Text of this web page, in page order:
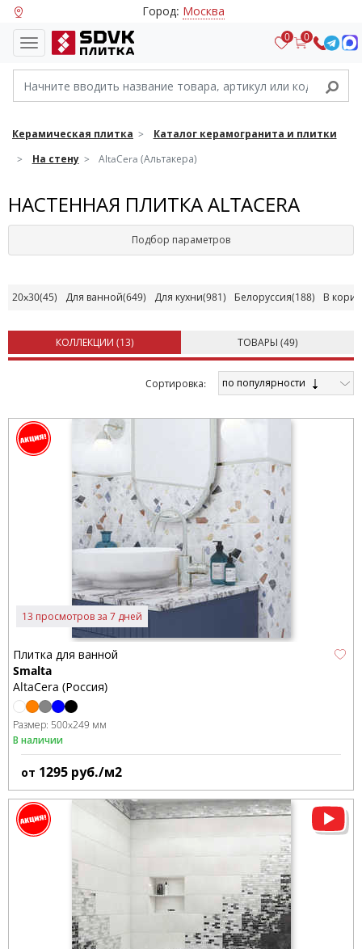
Город: Москва
0 0
Керамическая плитка
Каталог керамогранита и плитки
На стену
AltaCera (Альтакера)
НАСТЕННАЯ ПЛИТКА ALTACERA
Подбор параметров
20x30(45) Для ванной(649) Для кухни(981) Белоруссия(188) В
КОЛЛЕКЦИИ (13) ТОВАРЫ (49)
Cортировка: по популярности
13 просмотров за 7 дней
Плитка для ванной
Smalta
AltaCera (Россия)
Размер: 500x249 мм
В наличии
от 1295 руб./м2